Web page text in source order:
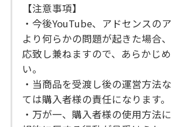
【注意事項】
・今後YouTube、アドセンスの
より何らかの問題が起きた場合
応致し兼ねますので、あらかじ
い。
・当商品を受渡し後の運営方法
ては購入者様の責任になります。
・万が一、購入者様の使用方法